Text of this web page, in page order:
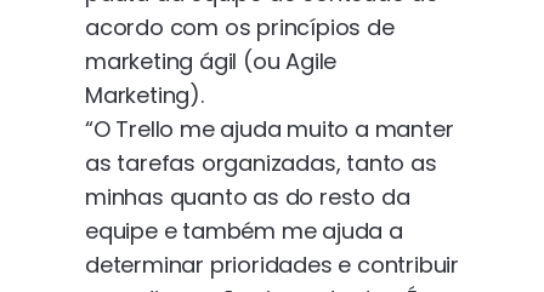
acordo com os princípios de
marketing ágil (ou Agile
Marketing).
“O Trello me ajuda muito a manter
as tarefas organizadas, tanto as
minhas quanto as do resto da
equipe e também me ajuda a
determinar prioridades e contribuir